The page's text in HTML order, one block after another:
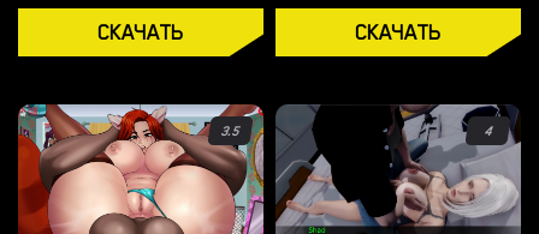
СКАЧАТЬ
WINDOWS ПОРНО ИГРЫ
MACOS ПОРНО ИГРЫ
LINUX ПОРНО ИГРЫ
СКАЧАТЬ СКАЧАТЬ
3.5 4